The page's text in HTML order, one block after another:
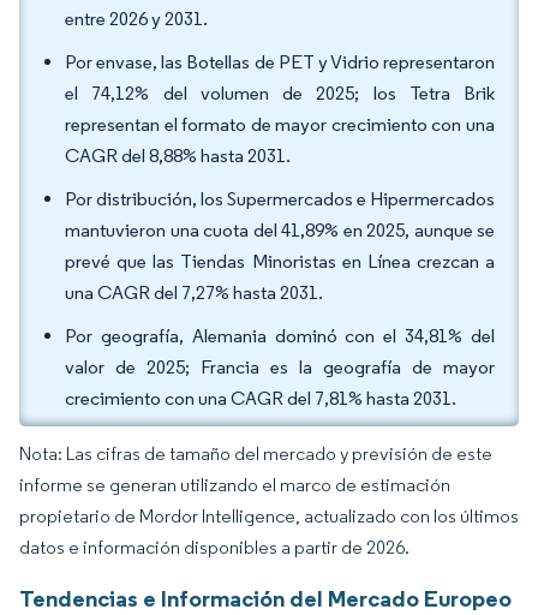
entre 2026 y 2031.
Por envase, las Botellas de PET y Vidrio representaron
el 74,12% del volumen de 2025; los Tetra Brik
representan el formato de mayor crecimiento con una
CAGR del 8,88% hasta 2031.
Por distribución, los Supermercados e Hipermercados
mantuvieron una cuota del 41,89% en 2025, aunque se
prevé que las Tiendas Minoristas en Línea crezcan a
una CAGR del 7,27% hasta 2031.
Por geografía, Alemania dominó con el 34,81% del
valor de 2025; Francia es la geografía de mayor
crecimiento con una CAGR del 7,81% hasta 2031.
Nota: Las cifras de tamaño del mercado y previsión de este
informe se generan utilizando el marco de estimación
propietario de Mordor Intelligence, actualizado con los últimos
datos e información disponibles a partir de 2026.
Tendencias e Información del Mercado Europeo